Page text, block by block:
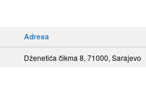
Adresa
Dženetića čikma 8, 71000, Sarajevo